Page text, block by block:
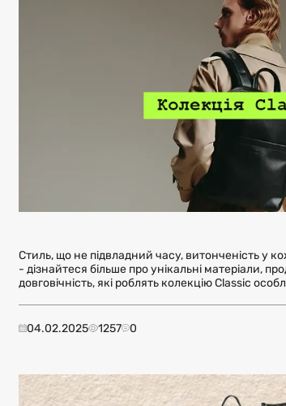
Стиль, що не підвладний часу, витонченість у
- дізнайтеся більше про унікальні матеріали,
довговічність, які роблять колекцію Classic
04.02.2025 1257 0